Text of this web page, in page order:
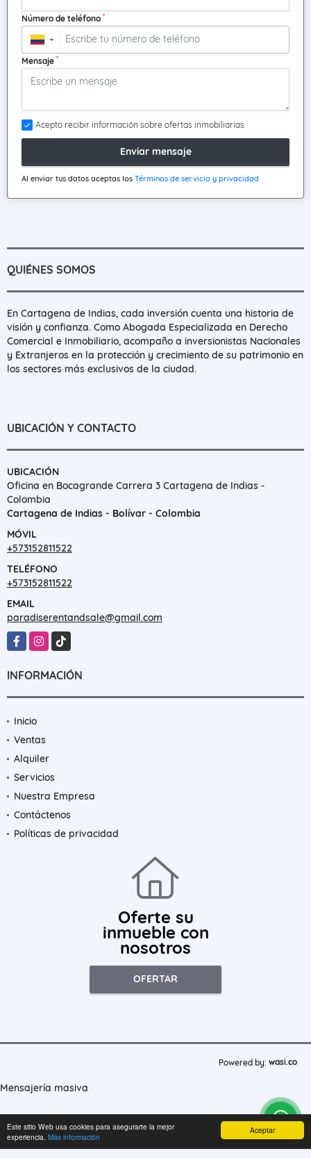
Aceptar
Este sitio Web usa cookies para asegurarte la mejor
experiencia. Más información
Número de teléfono *
▼
Mensaje *
Acepto recibir información sobre ofertas inmobiliarias
Enviar mensaje
Al enviar tus datos aceptas los Términos de servicio y privacidad
QUIÉNES SOMOS
En Cartagena de Indias, cada inversión cuenta una historia de
visión y confianza. Como Abogada Especializada en Derecho
Comercial e Inmobiliario, acompaño a inversionistas Nacionales
y Extranjeros en la protección y crecimiento de su patrimonio en
los sectores más exclusivos de la ciudad.
UBICACIÓN Y CONTACTO
UBICACIÓN
Oficina en Bocagrande Carrera 3 Cartagena de Indias -
Colombia
Cartagena de Indias - Bolívar - Colombia
MÓVIL
+573152811522
TELÉFONO
+573152811522
EMAIL
paradiserentandsale@gmail.com
FacebookInstagram
TikTok
INFORMACIÓN
Inicio
Ventas
Alquiler
Servicios
Nuestra Empresa
Contáctenos
Políticas de privacidad
Oferte su
inmueble con
nosotros
OFERTAR
Powered by: wasi.co
Mensajería masiva